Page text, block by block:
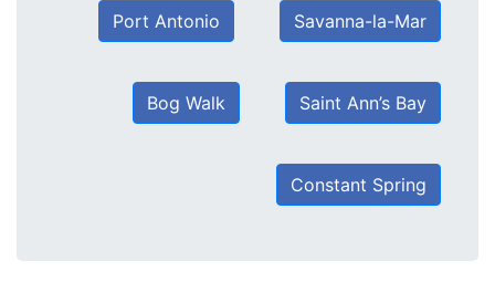
Savanna-la-Mar
Port Antonio
Saint Ann’s Bay
Bog Walk
Constant Spring